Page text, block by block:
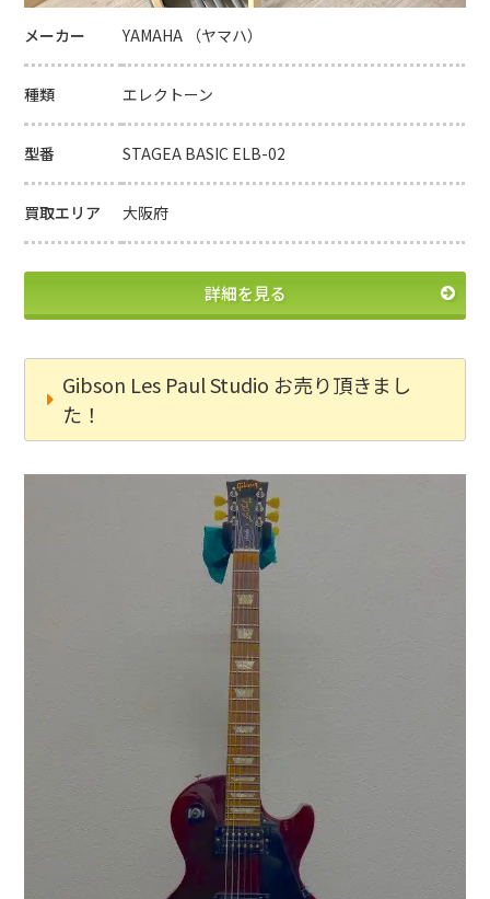
詳細を見る
メーカー YAMAHA （ヤマハ）
種類 エレクトーン
型番 STAGEA BASIC ELB-02
買取エリア 大阪府
Gibson Les Paul Studio お売り頂きまし
た！